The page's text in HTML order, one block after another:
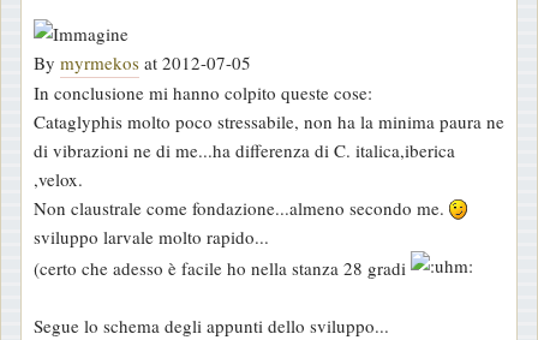
By myrmekos at 2012-07-05
In conclusione mi hanno colpito queste cose:
Cataglyphis molto poco stressabile, non ha la minima paura ne
di vibrazioni ne di me...ha differenza di C. italica,iberica
,velox.
Non claustrale come fondazione...almeno secondo me.
sviluppo larvale molto rapido...
(certo che adesso è facile ho nella stanza 28 gradi
Segue lo schema degli appunti dello sviluppo...